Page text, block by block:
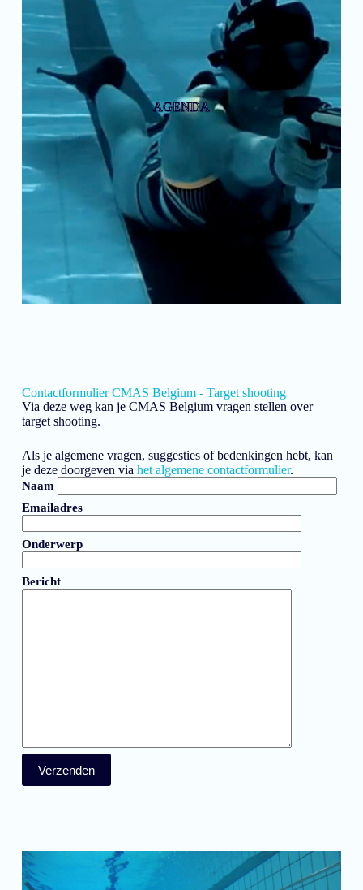
AGENDA
Contactformulier CMAS Belgium - Target shooting
Via deze weg kan je CMAS Belgium vragen stellen over
target shooting.
Als je algemene vragen, suggesties of bedenkingen hebt, kan
je deze doorgeven via het algemene contactformulier.
Naam
Emailadres
Onderwerp
Bericht